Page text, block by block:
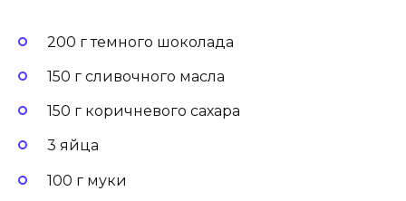
200 г темного шоколада
150 г сливочного масла
150 г коричневого сахара
3 яйца
100 г муки